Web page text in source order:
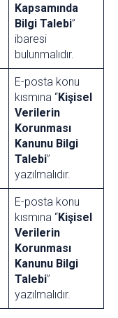
Kapsamında
Bilgi Talebi”
ibaresi
bulunmalıdır.
E-posta konu
kısmına “Kişisel
Verilerin
Korunması
Kanunu Bilgi
Talebi”
yazılmalıdır.
E-posta konu
kısmına “Kişisel
Verilerin
Korunması
Kanunu Bilgi
Talebi”
yazılmalıdır.